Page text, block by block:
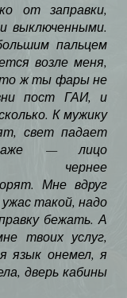
от заправки,
выключенными.
пальцем
возле меня,
ж ты фары не
пост ГАИ, и
К мужику
свет падает
— лицо
чернее
Мне вдруг
такой, надо
бежать. А
твоих услуг,
язык онемел, я
дверь кабины